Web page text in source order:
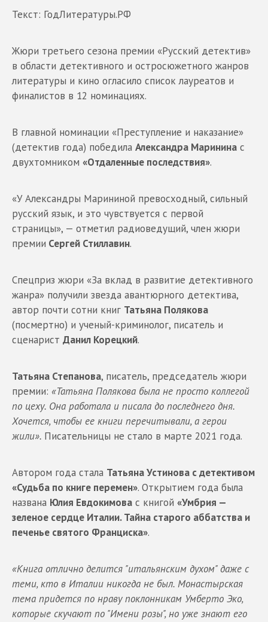
Текст: ГодЛитературы.РФ
Жюри третьего сезона премии «Русский детектив»
в области детективного и остросюжетного жанров
литературы и кино огласило список лауреатов и
финалистов в 12 номинациях.
В главной номинации «Преступление и наказание»
(детектив года) победила Александра Маринина с
двухтомником «Отдаленные последствия».
«У Александры Марининой превосходный, сильный
русский язык, и это чувствуется с первой
страницы», — отметил радиоведущий, член жюри
премии Сергей Стиллавин.
Спецприз жюри «За вклад в развитие детективного
жанра» получили звезда авантюрного детектива,
автор почти сотни книг Татьяна Полякова
(посмертно) и ученый-криминолог, писатель и
сценарист Данил Корецкий.
Татьяна Степанова, писатель, председатель жюри
премии: «Татьяна Полякова была не просто коллегой
по цеху. Она работала и писала до последнего дня.
Хочется, чтобы ее книги перечитывали, а герои
жили». Писательницы не стало в марте 2021 года.
Автором года стала Татьяна Устинова с детективом
«Судьба по книге перемен». Открытием года была
названа Юлия Евдокимова с книгой «Умбрия —
зеленое сердце Италии. Тайна старого аббатства и
печенье святого Франциска».
«Книга отлично делится "итальянским духом" даже с
теми, кто в Италии никогда не был. Монастырская
тема придется по нраву поклонникам Умберто Эко,
которые скучают по "Имени розы", но уже знают его